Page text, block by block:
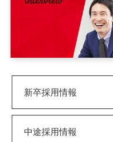
新卒採用情報
中途採用情報